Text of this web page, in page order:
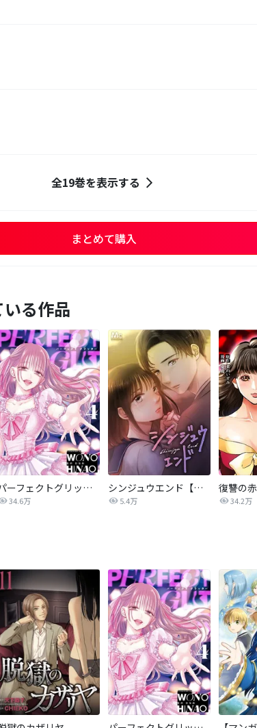
全19巻を表示する
まとめて購入
る作品
パーフェクトグリッター
34.6万
シンジュウエンド【タテヨミ】
5.4万 34.2万